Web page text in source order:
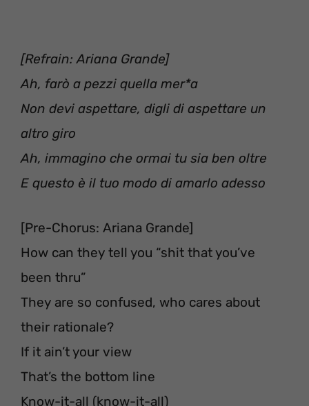
[Refrain: Ariana Grande]
Ah, farò a pezzi quella mer*a
Non devi aspettare, digli di aspettare un
altro giro
Ah, immagino che ormai tu sia ben oltre
E questo è il tuo modo di amarlo adesso
[Pre-Chorus: Ariana Grande]
How can they tell you “shit that you’ve
been thru”
They are so confused, who cares about
their rationale?
If it ain’t your view
That’s the bottom line
Know-it-all (know-it-all)